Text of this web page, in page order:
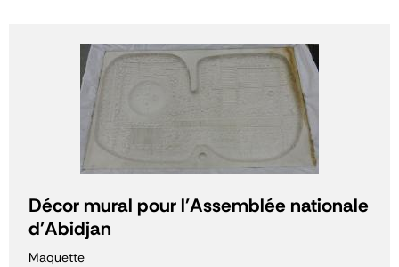
Décor mural pour l'Assemblée nationale
d'Abidjan
Maquette